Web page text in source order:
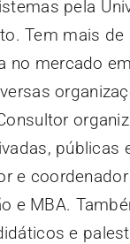
pela
Tem mais
no mercado
públicas
e
e MBA.
e